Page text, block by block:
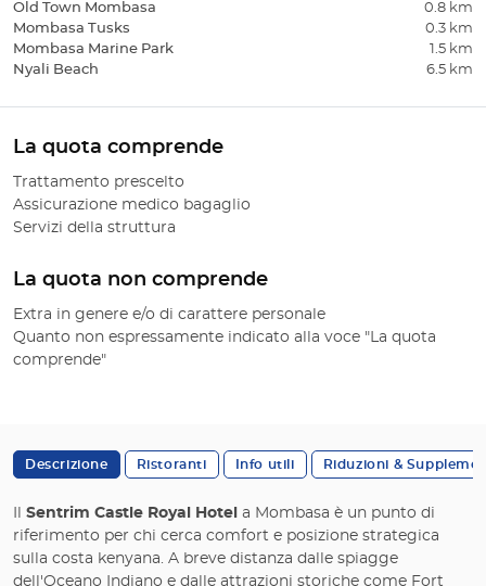
Old Town Mombasa
0.8 km
Mombasa Tusks
0.3 km
Mombasa Marine Park
1.5 km
Nyali Beach
6.5 km
La quota comprende
Trattamento prescelto
Assicurazione medico bagaglio
Servizi della struttura
La quota non comprende
Extra in genere e/o di carattere personale
Quanto non espressamente indicato alla voce "La quota
comprende"
Descrizione Ristoranti Info utili Riduzioni &
Sentrim Castle Royal Hotel a Mombasa è un punto di
riferimento per chi cerca comfort e posizione strategica
sulla costa kenyana. A breve distanza dalle spiagge
dell'Oceano Indiano e dalle attrazioni storiche come Fort